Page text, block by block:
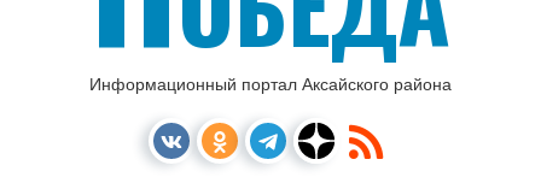
Информационный портал Аксайского района